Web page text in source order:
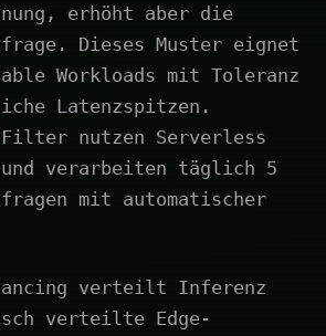
erhöht aber die
Dieses Muster eignet
Workloads mit Toleranz
Latenzspitzen.
Filter nutzen Serverless
und verarbeiten täglich 5
mit automatischer
verteilt Inferenz
verteilte Edge-